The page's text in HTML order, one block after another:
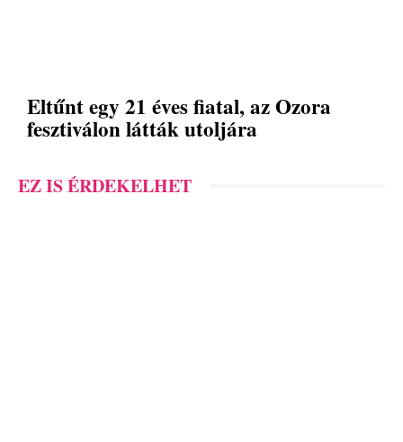
Eltűnt egy 21 éves fiatal, az Ozora
fesztiválon látták utoljára
EZ IS ÉRDEKELHET